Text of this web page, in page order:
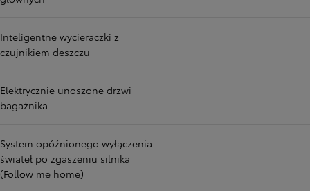
Inteligentne wycieraczki z
czujnikiem deszczu
Elektrycznie unoszone drzwi
bagażnika
System opóźnionego wyłączenia
świateł po zgaszeniu silnika
(Follow me home)